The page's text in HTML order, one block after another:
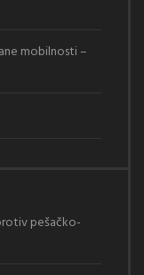
mobilnosti –
pešačko-